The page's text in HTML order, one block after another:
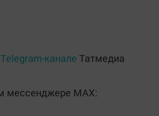
Telegram-канале Татмедиа
мессенджере MАХ: